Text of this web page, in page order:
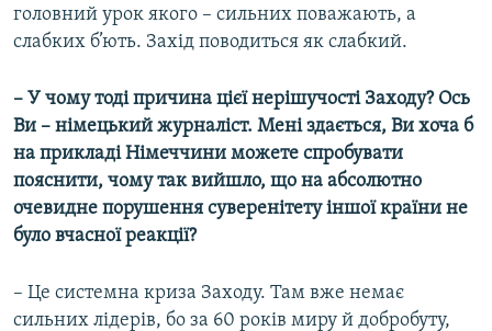
головний урок якого – сильних поважають, а
слабких б’ють. Захід поводиться як слабкий.
– У чому тоді причина цієї нерішучості Заходу? Ось
Ви – німецький журналіст. Мені здається, Ви хоча б
на прикладі Німеччини можете спробувати
пояснити, чому так вийшло, що на абсолютно
очевидне порушення суверенітету іншої країни не
було вчасної реакції?
– Це системна криза Заходу. Там вже немає
сильних лідерів, бо за 60 років миру й добробуту,